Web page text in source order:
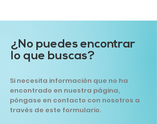
¿No puedes encontrar
lo que buscas?
Si necesita información que no ha
encontrado en nuestra página,
póngase en contacto con nosotros a
través de este formulario.